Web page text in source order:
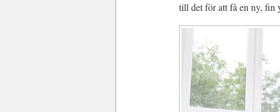
till det för att få en ny, fin